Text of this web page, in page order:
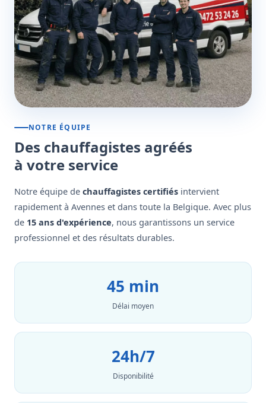
NOTRE ÉQUIPE
Des chauffagistes agréés
à votre service
Notre équipe de chauffagistes certifiés intervient
rapidement à Avennes et dans toute la Belgique. Avec plus
de 15 ans d'expérience, nous garantissons un service
professionnel et des résultats durables.
45 min
Délai moyen
24h/7
Disponibilité